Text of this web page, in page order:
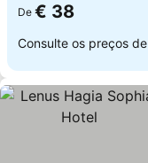
De € 38
Consulte os preços de